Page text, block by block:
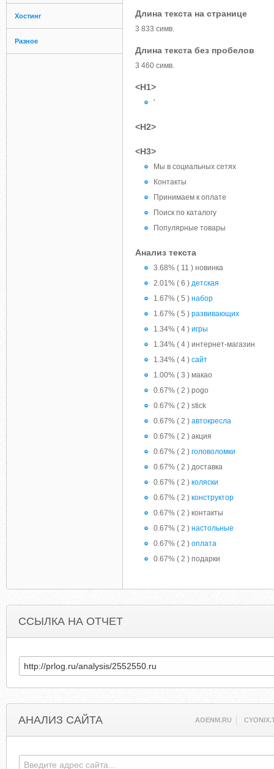
Хостинг
Разное
Длина текста на странице
3 833 симв.
Длина текста без пробелов
3 460 симв.
<H1>
'
<H2>
<H3>
Мы в социальных сетях
Контакты
Принимаем к оплате
Поиск по каталогу
Популярные товары
Анализ текста
3.68% ( 11 ) новинка
2.01% ( 6 ) детская
1.67% ( 5 ) набор
1.67% ( 5 ) развивающих
1.34% ( 4 ) игры
1.34% ( 4 ) интернет-магазин
1.34% ( 4 ) сайт
1.00% ( 3 ) макао
0.67% ( 2 ) pogo
0.67% ( 2 ) stick
0.67% ( 2 ) автокресла
0.67% ( 2 ) акция
0.67% ( 2 ) головоломки
0.67% ( 2 ) доставка
0.67% ( 2 ) коляски
0.67% ( 2 ) конструктор
0.67% ( 2 ) контакты
0.67% ( 2 ) настольные
0.67% ( 2 ) оплата
0.67% ( 2 ) подарки
ССЫЛКА НА ОТЧЕТ
АНАЛИЗ САЙТА AOENM.RU